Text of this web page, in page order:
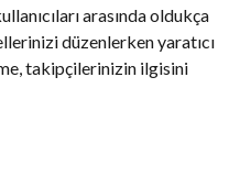
arasında oldukça
düzenlerken yaratıcı
takipçilerinizin ilgisini